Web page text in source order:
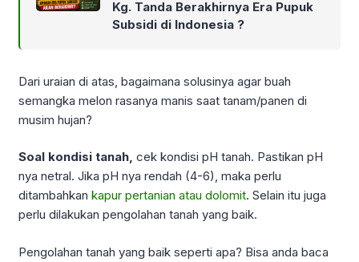
Kg. Tanda Berakhirnya Era Pupuk
Subsidi di Indonesia ?
Dari uraian di atas, bagaimana solusinya agar buah
semangka melon rasanya manis saat tanam/panen di
musim hujan?
Soal kondisi tanah, cek kondisi pH tanah. Pastikan pH
nya netral. Jika pH nya rendah (4-6), maka perlu
ditambahkan kapur pertanian atau dolomit. Selain itu juga
perlu dilakukan pengolahan tanah yang baik.
Pengolahan tanah yang baik seperti apa? Bisa anda baca